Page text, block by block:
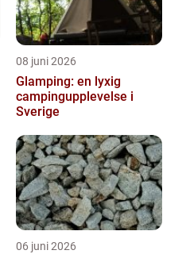
08 juni 2026
Glamping: en lyxig
campingupplevelse i
Sverige
06 juni 2026